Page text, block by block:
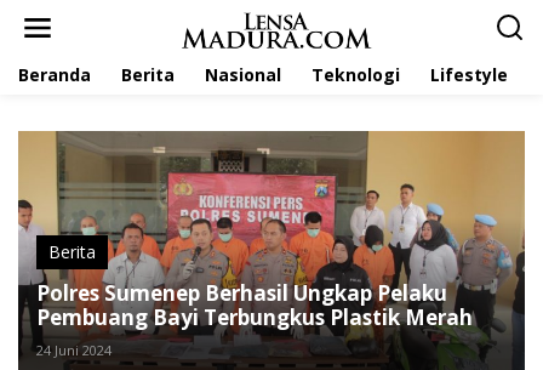
Beranda Berita Nasional Teknologi Lifestyle
Berita
Polres Sumenep Berhasil Ungkap Pelaku
Pembuang Bayi Terbungkus Plastik Merah
24 Juni 2024